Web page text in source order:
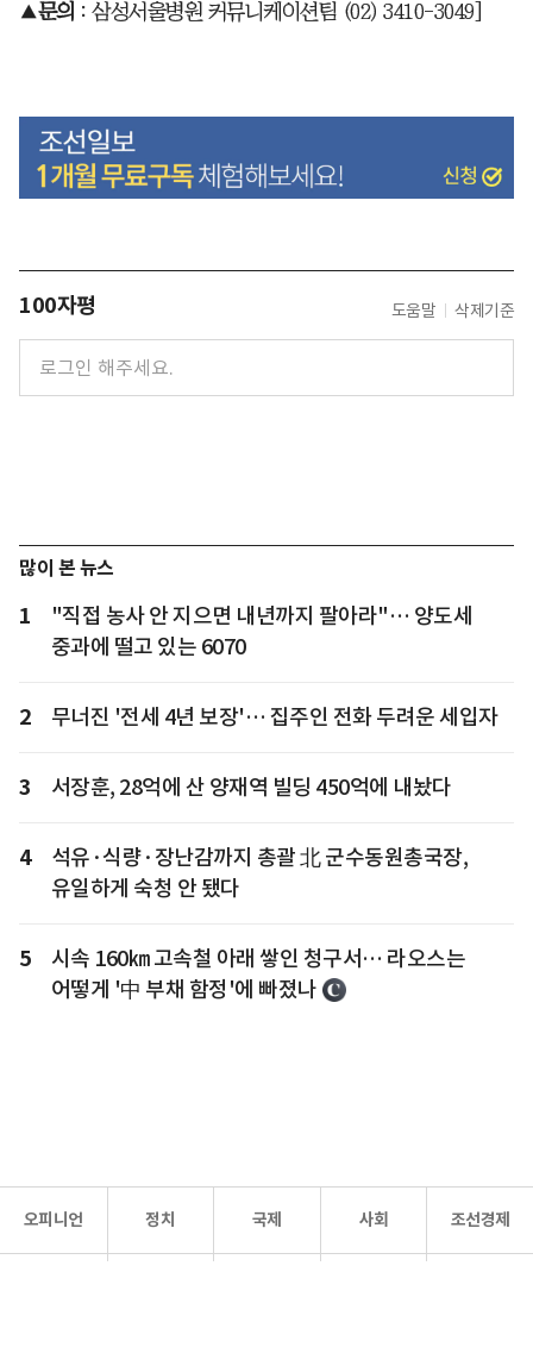
▲문의 : 삼성서울병원 커뮤니케이션팀 (02) 3410-3049]
100자평 도움말 삭제기준
많이 본 뉴스
1
"직접 농사 안 지으면 내년까지 팔아라"… 양도세
중과에 떨고 있는 6070
2 무너진 '전세 4년 보장'… 집주인 전화 두려운 세입자
3 서장훈, 28억에 산 양재역 빌딩 450억에 내놨다
4
석유·식량·장난감까지 총괄 北 군수동원총국장,
유일하게 숙청 안 됐다
5
시속 160㎞ 고속철 아래 쌓인 청구서… 라오스는
어떻게 '中 부채 함정'에 빠졌나
오피니언 정치 국제 사회 조선경제